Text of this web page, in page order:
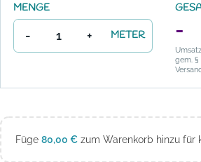
MENGE
- + METER -
gem. §
Füge 80,00 € zum Warenkorb hinzu für